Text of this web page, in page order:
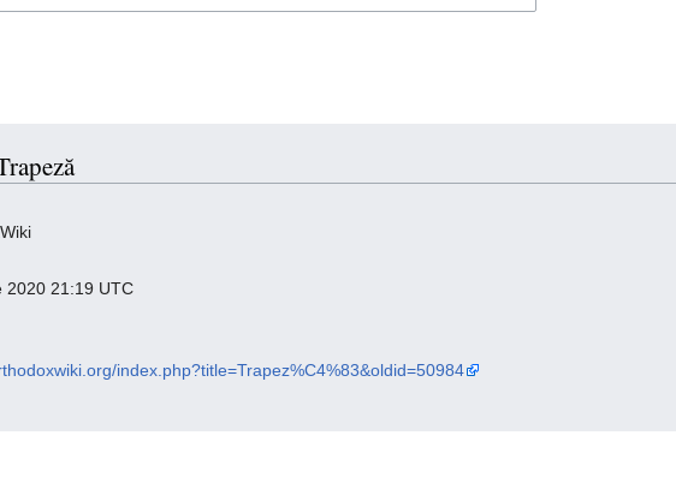
2020 21:19 UTC
index.php?title=Trapez%C4%83&oldid=50984